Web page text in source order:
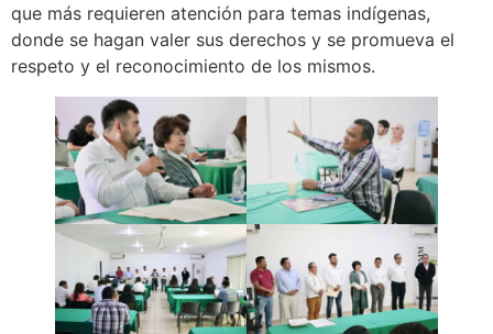
que más requieren atención para temas indígenas,
donde se hagan valer sus derechos y se promueva el
respeto y el reconocimiento de los mismos.